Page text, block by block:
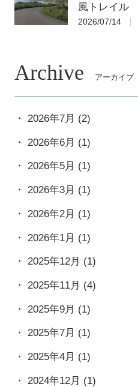
風トレイル
2026/07/14
Archive アーカイブ
2026年7月 (2)
2026年6月 (1)
2026年5月 (1)
2026年3月 (1)
2026年2月 (1)
2026年1月 (1)
2025年12月 (1)
2025年11月 (4)
2025年9月 (1)
2025年7月 (1)
2025年4月 (1)
2024年12月 (1)